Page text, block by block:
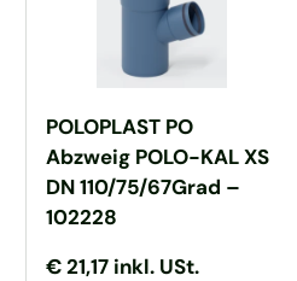
POLOPLAST PO
Abzweig POLO-KAL XS
DN 110/75/67Grad –
102228
Normaler Preis
Normaler Preis
€ 21,17 inkl. USt.